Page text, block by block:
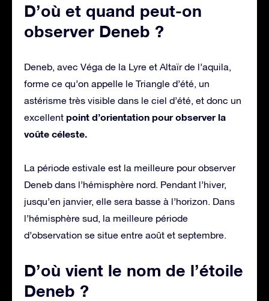
D’où et quand peut-on
observer Deneb ?
Deneb, avec Véga de la Lyre et Altaïr de l’aquila,
forme ce qu’on appelle le Triangle d’été, un
astérisme très visible dans le ciel d’été, et donc un
excellent point d’orientation pour observer la
voûte céleste.
La période estivale est la meilleure pour observer
Deneb dans l’hémisphère nord. Pendant l’hiver,
jusqu’en janvier, elle sera basse à l’horizon. Dans
l’hémisphère sud, la meilleure période
d’observation se situe entre août et septembre.
D’où vient le nom de l’étoile
Deneb ?